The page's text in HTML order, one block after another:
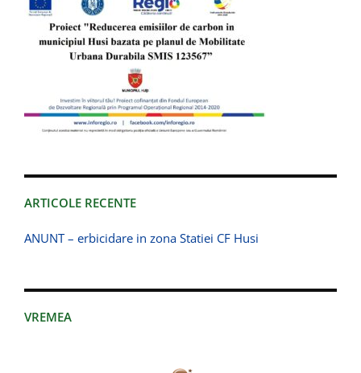
ARTICOLE RECENTE
ANUNT – erbicidare in zona Statiei CF Husi
VREMEA